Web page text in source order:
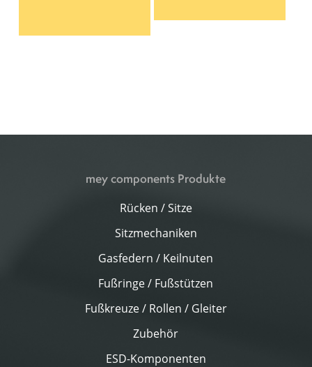
mey components Produkte
Rücken / Sitze
Sitzmechaniken
Gasfedern / Keilnuten
Fußringe / Fußstützen
Fußkreuze / Rollen / Gleiter
Zubehör
ESD-Komponenten